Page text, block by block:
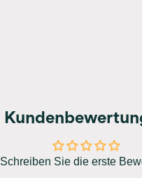
Schreiben Sie die erste